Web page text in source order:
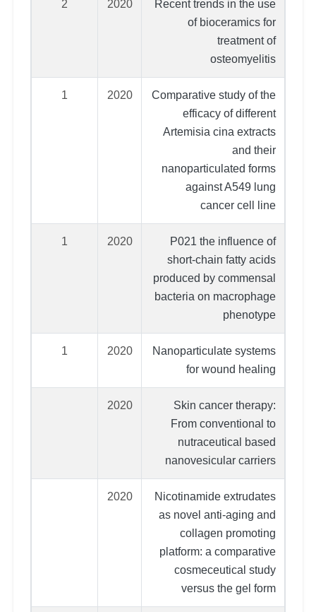
Recent trends in the use
of bioceramics for
treatment of
osteomyelitis
2020
2
Comparative study of the
efficacy of different
Artemisia cina extracts
and their
nanoparticulated forms
against A549 lung
cancer cell line
2020
1
P021 the influence of
short-chain fatty acids
produced by commensal
bacteria on macrophage
phenotype
2020
1
Nanoparticulate systems
for wound healing
2020
1
Skin cancer therapy:
From conventional to
nutraceutical based
nanovesicular carriers
2020
Nicotinamide extrudates
as novel anti-aging and
collagen promoting
platform: a comparative
cosmeceutical study
versus the gel form
2020